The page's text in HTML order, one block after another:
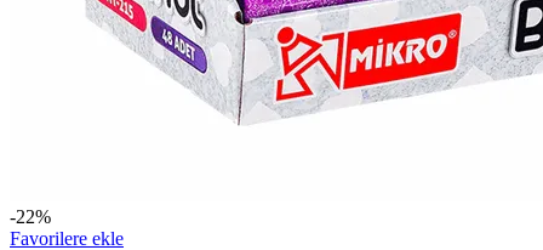
-22%
Favorilere ekle